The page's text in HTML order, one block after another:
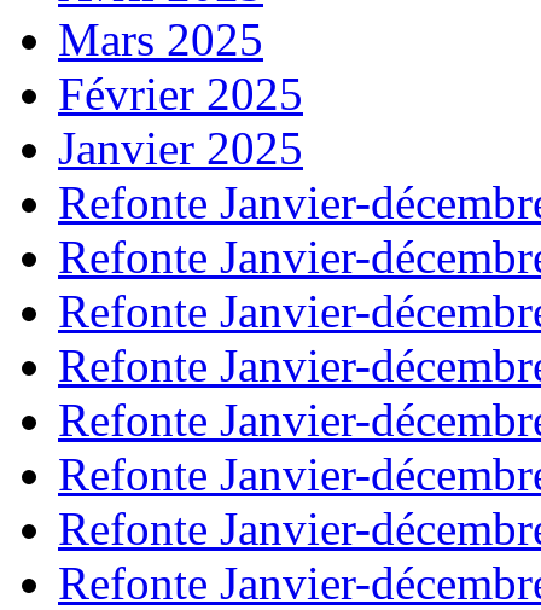
Mars 2025
Février 2025
Janvier 2025
Refonte Janvier-
Refonte Janvier-
Refonte Janvier-
Refonte Janvier-
Refonte Janvier-
Refonte Janvier-
Refonte Janvier-
Refonte Janvier-